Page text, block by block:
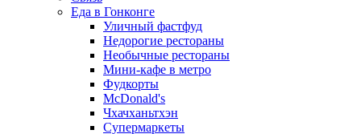
Еда в Гонконге
Уличный фастфуд
Недорогие рестораны
Необычные рестораны
Мини-кафе в метро
Фудкорты
McDonald's
Чхачханьтхэн
Супермаркеты